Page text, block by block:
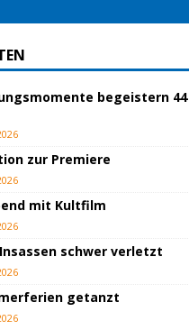
begeistern 44
zur Premiere
mit Kultfilm
schwer verletzt
getanzt